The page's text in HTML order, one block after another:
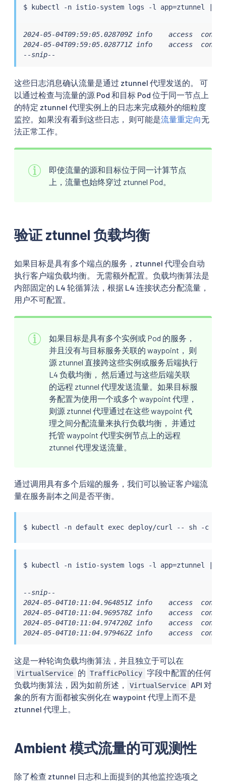
$ kubectl -n istio-system logs -l app=ztunnel
2024-05-04T09:59:05.028709Z info    access
2024-05-04T09:59:05.028771Z info    access
--snip--
这些日志消息确认流量是通过 ztunnel 代理发送的。 可
以通过检查与流量的源 Pod 和目标 Pod 位于同一节点上
的特定 ztunnel 代理实例上的日志来完成额外的细粒度
监控。如果没有看到这些日志， 则可能是流量重定向无
法正常工作。
即使流量的源和目标位于同一计算节点
上，流量也始终穿过 ztunnel Pod。
验证 ztunnel 负载均衡
如果目标是具有多个端点的服务，ztunnel 代理会自动
执行客户端负载均衡。 无需额外配置。负载均衡算法是
内部固定的 L4 轮循算法，根据 L4 连接状态分配流量，
用户不可配置。
如果目标是具有多个实例或 Pod 的服务，
并且没有与目标服务关联的 waypoint， 则
源 ztunnel 直接跨这些实例或服务后端执行
L4 负载均衡， 然后通过与这些后端关联
的远程 ztunnel 代理发送流量。如果目标服
务配置为使用一个或多个 waypoint 代理，
则源 ztunnel 代理通过在这些 waypoint 代
理之间分配流量来执行负载均衡， 并通过
托管 waypoint 代理实例节点上的远程
ztunnel 代理发送流量。
通过调用具有多个后端的服务，我们可以验证客户端流
量在服务副本之间是否平衡。
$ kubectl -n default exec deploy/curl -- sh -c
$ kubectl -n istio-system logs -l app=ztunnel |
--snip--
2024-05-04T10:11:04.964851Z info    access
2024-05-04T10:11:04.969578Z info    access
2024-05-04T10:11:04.974720Z info    access
2024-05-04T10:11:04.979462Z info    access
这是一种轮询负载均衡算法，并且独立于可以在
VirtualService 的 TrafficPolicy 字段中配置的任何
负载均衡算法，因为如前所述，
VirtualService
API 对
象的所有方面都被实例化在 waypoint 代理上而不是
ztunnel 代理上。
Ambient 模式流量的可观测性
除了检查 ztunnel 日志和上面提到的其他监控选项之